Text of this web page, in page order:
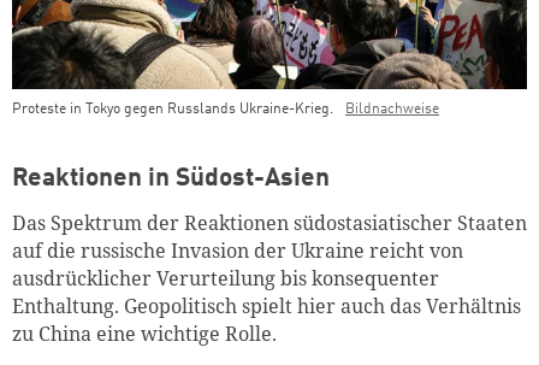
Proteste in Tokyo gegen Russlands Ukraine-Krieg.
Bildnachweise
Reaktionen in Südost-Asien
Das Spektrum der Reaktionen südostasiatischer Staaten
auf die russische Invasion der Ukraine reicht von
ausdrücklicher Verurteilung bis konsequenter
Enthaltung. Geopolitisch spielt hier auch das Verhältnis
zu China eine wichtige Rolle.